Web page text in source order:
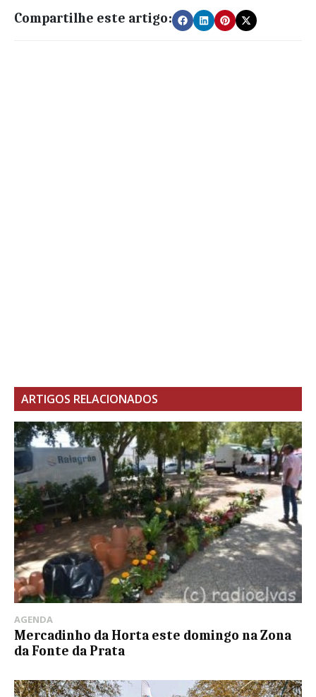
Compartilhe este artigo:
ARTIGOS RELACIONADOS
AGENDA
Mercadinho da Horta este domingo na Zona
da Fonte da Prata